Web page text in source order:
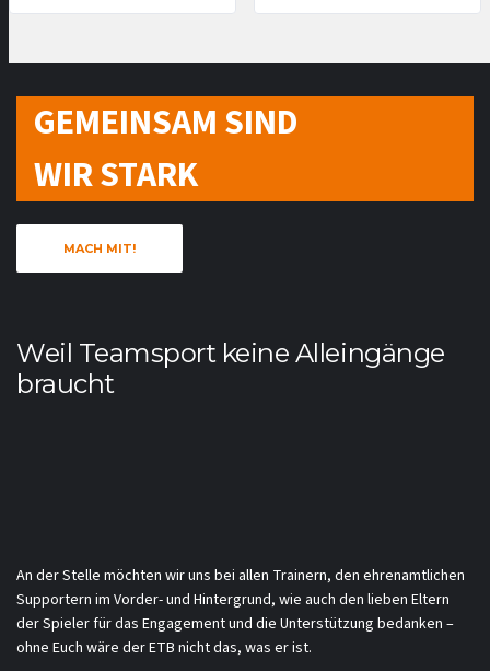
GEMEINSAM SIND
WIR STARK
MACH MIT!
Weil Teamsport keine Alleingänge
braucht
An der Stelle möchten wir uns bei allen Trainern, den ehrenamtlichen
Supportern im Vorder- und Hintergrund, wie auch den lieben Eltern
der Spieler für das Engagement und die Unterstützung bedanken –
ohne Euch wäre der ETB nicht das, was er ist.